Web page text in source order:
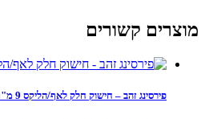
מוצרים קשורים
פירסינג זהב – חישוק חלק לאף/הליקס 9 מ"מ